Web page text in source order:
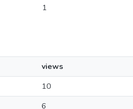
1
views
10
6